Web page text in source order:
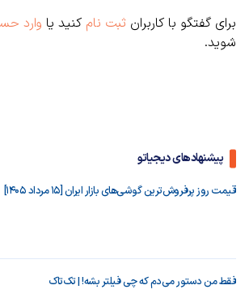
برای گفتگو با کاربران ثبت نام کنید یا وارد
شوید.
پیشنهادهای دیجیاتو
قیمت روز پرفروش‌ترین گوشی‌های بازار ایران [15 مرداد 1405]
فقط من دستور می‌دم که چی فیلتر بشه! | تک‌تاک